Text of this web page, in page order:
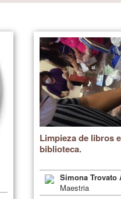
Limpieza de libros
biblioteca.
Simona Trovato
Maestria